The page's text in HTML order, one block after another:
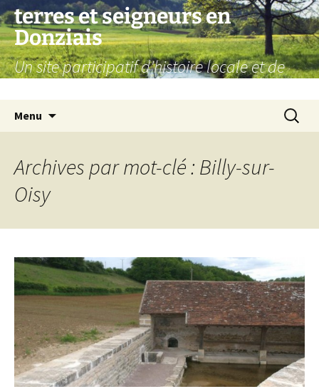
Aller
au
contenu
terres et seigneurs en
Donziais
Un site participatif d'histoire locale et de
Menu
Archives par mot-clé : Billy-sur-
Oisy